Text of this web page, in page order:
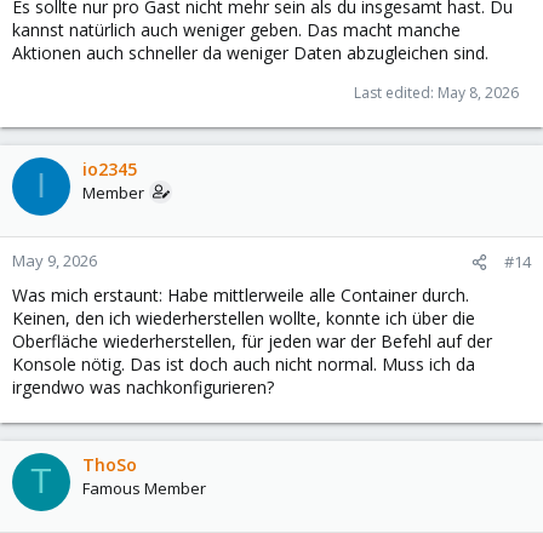
Es sollte nur pro Gast nicht mehr sein als du insgesamt hast. Du
kannst natürlich auch weniger geben. Das macht manche
Aktionen auch schneller da weniger Daten abzugleichen sind.
Last edited: May 8, 2026
I io2345
Member
May 9, 2026 #14
Was mich erstaunt: Habe mittlerweile alle Container durch.
Keinen, den ich wiederherstellen wollte, konnte ich über die
Oberfläche wiederherstellen, für jeden war der Befehl auf der
Konsole nötig. Das ist doch auch nicht normal. Muss ich da
irgendwo was nachkonfigurieren?
T ThoSo
Famous Member